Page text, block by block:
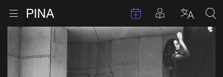
Aller au contenu
Ouvrir le menu Retour à la page d'accueil Évenements
Articles en